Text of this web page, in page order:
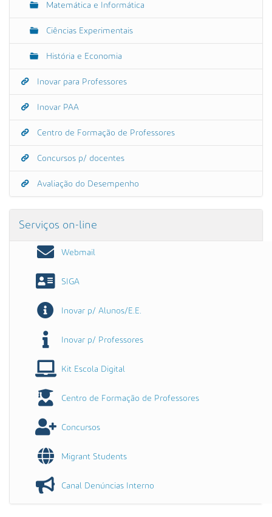
Matemática e Informática
Ciências Experimentais
História e Economia
Inovar para Professores
Inovar PAA
Centro de Formação de Professores
Concursos p/ docentes
Avaliação do Desempenho
Serviços on-line
Webmail
SIGA
Inovar p/ Alunos/E.E.
Inovar p/ Professores
Kit Escola Digital
Centro de Formação de Professores
Concursos
Migrant Students
Canal Denúncias Interno